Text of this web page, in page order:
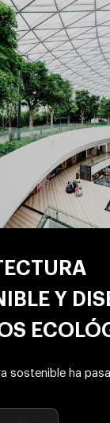
Y
sostenible ha